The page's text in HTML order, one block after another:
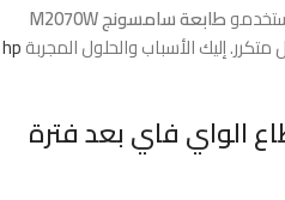
طابعة سامسونج M2070W
إليك الأسباب والحلول المجربةhp
الواي فاي بعد فترة